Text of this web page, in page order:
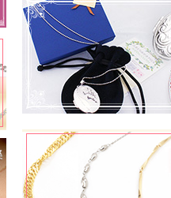
お店からのコメント
ひろひろ様
いつも当店をご愛好いた